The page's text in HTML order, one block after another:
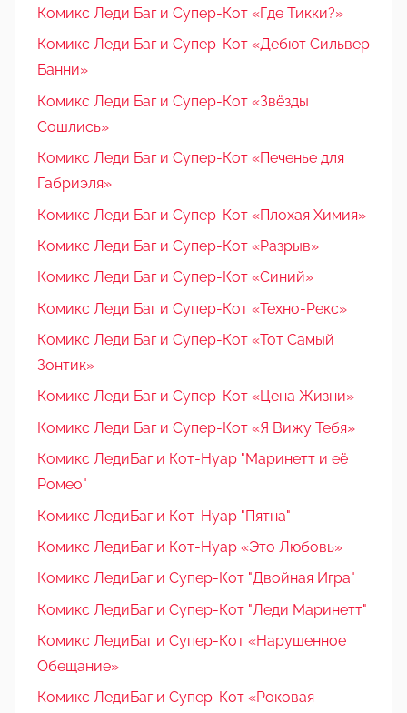
Комикс Леди Баг и Супер-Кот «Где Тикки?»
Комикс Леди Баг и Супер-Кот «Дебют Сильвер
Банни»
Комикс Леди Баг и Супер-Кот «Звёзды
Сошлись»
Комикс Леди Баг и Супер-Кот «Печенье для
Габриэля»
Комикс Леди Баг и Супер-Кот «Плохая Химия»
Комикс Леди Баг и Супер-Кот «Разрыв»
Комикс Леди Баг и Супер-Кот «Синий»
Комикс Леди Баг и Супер-Кот «Техно-Рекс»
Комикс Леди Баг и Супер-Кот «Тот Самый
Зонтик»
Комикс Леди Баг и Супер-Кот «Цена Жизни»
Комикс Леди Баг и Супер-Кот «Я Вижу Тебя»
Комикс ЛедиБаг и Кот-Нуар "Маринетт и её
Ромео"
Комикс ЛедиБаг и Кот-Нуар "Пятна"
Комикс ЛедиБаг и Кот-Нуар «Это Любовь»
Комикс ЛедиБаг и Супер-Кот "Двойная Игра"
Комикс ЛедиБаг и Супер-Кот "Леди Маринетт"
Комикс ЛедиБаг и Супер-Кот «Нарушенное
Обещание»
Комикс ЛедиБаг и Супер-Кот «Роковая